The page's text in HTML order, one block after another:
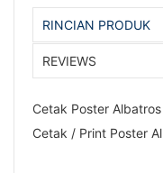
RINCIAN PRODUK
REVIEWS
Cetak Poster
Cetak / Print Poster